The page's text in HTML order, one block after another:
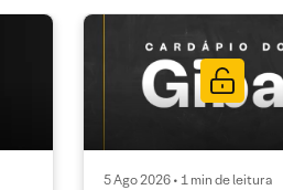
5 Ago 2026 • 1 min de leitura